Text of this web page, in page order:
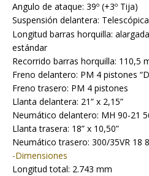
Angulo de ataque: 39º (+3º Tija)
Suspensión delantera:
Longitud barras horquilla:
estándar
Recorrido barras horquilla: 110,5
Freno delantero: PM 4 pistones
Freno trasero: PM 4 pistones
Llanta delantera: 21” x 2,15”
Neumático delantero: MH 90-21
Llanta trasera: 18” x 10,50”
Neumático trasero: 300/35VR 18
-Dimensiones
Longitud total: 2.743 mm